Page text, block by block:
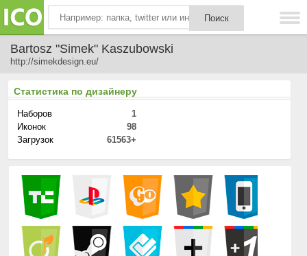
Bartosz "Simek" Kaszubowski
http://simekdesign.eu/
Статистика по дизайнеру
Наборов
1
Иконок
98
Загрузок
61563+